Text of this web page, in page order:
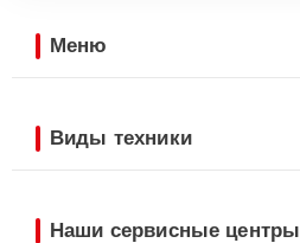
Меню
Виды техники
Наши сервисные центры